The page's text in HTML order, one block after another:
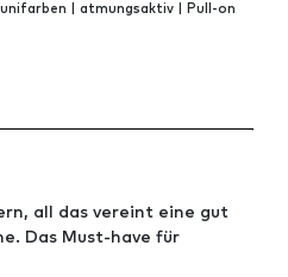
| atmungsaktiv | Pull-on
all das vereint eine gut
Das Must-have für